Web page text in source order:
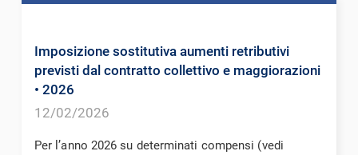
Imposizione sostitutiva aumenti retributivi
previsti dal contratto collettivo e maggiorazioni
• 2026
12/02/2026
Per l’anno 2026 su determinati compensi (vedi